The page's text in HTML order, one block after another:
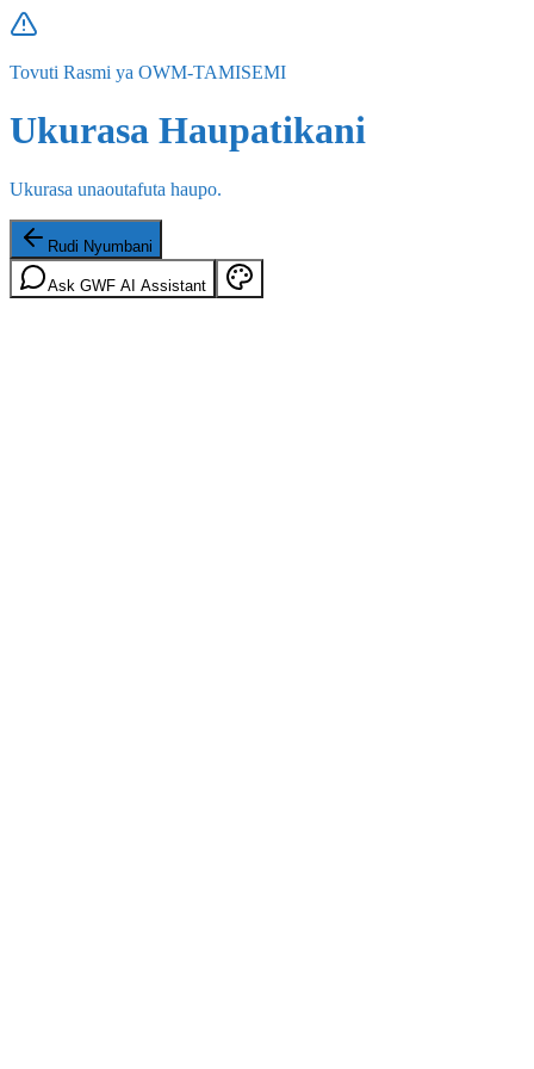
Tovuti Rasmi ya OWM-TAMISEMI
Ukurasa Haupatikani
Ukurasa unaoutafuta haupo.
Rudi Nyumbani
Ask GWF AI Assistant